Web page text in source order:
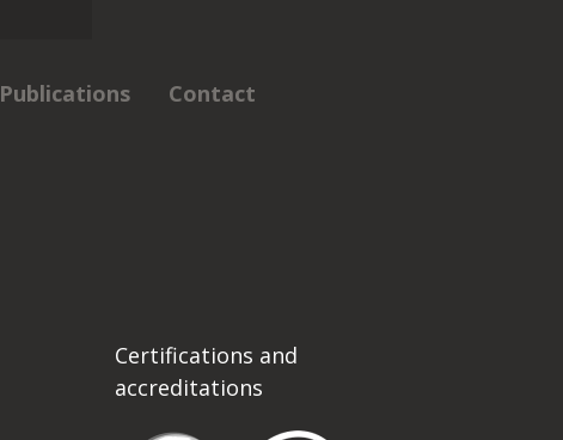
Publications Contact
Certifications and
accreditations